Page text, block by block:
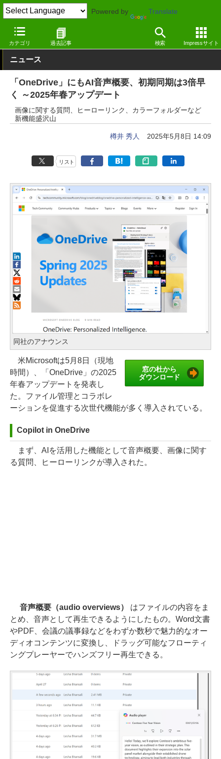
Powered by Translate
カテゴリ 過去記事 検索 Impressサイト
窓の杜 生成AI Copilot
ニュース
「OneDrive」にもAI音声概要、初期同期は3倍早
く ～2025年春アップデート
画像に関する質問、ヒーローリンク、カラーフォルダーなど
新機能盛沢山
樽井 秀人 2025年5月8日 14:09
リスト
同社のアナウンス
窓の杜から
ダウンロード
米Microsoftは5月8日（現地
時間）、「OneDrive」の2025
年春アップデートを発表し
た。ファイル管理とコラボレ
ーションを促進する次世代機能が多く導入されている。
Copilot in OneDrive
まず、AIを活用した機能として音声概要、画像に関す
る質問、ヒーローリンクが導入された。
音声概要（audio overviews） はファイルの内容をま
とめ、音声として再生できるようにしたもの。Word文書
やPDF、会議の議事録などをわずか数秒で魅力的なオー
ディオコンテンツに変換し、ドラッグ可能なフローティ
ングプレーヤーでハンズフリー再生できる。